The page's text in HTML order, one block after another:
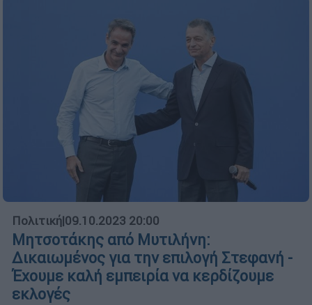
Πολιτική|09.10.2023 20:00
Μητσοτάκης από Μυτιλήνη:
Δικαιωμένος για την επιλογή Στεφανή -
Έχουμε καλή εμπειρία να κερδίζουμε
εκλογές